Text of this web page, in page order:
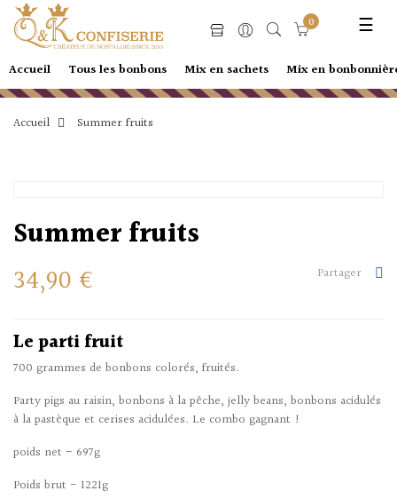
☰
0
Accueil Tous les bonbons Mix en sachets Mix en
Accueil Summer fruits
Summer fruits
34,90 €
Partager
Le parti fruit
700 grammes de bonbons colorés, fruités.
Party pigs au raisin, bonbons à la pêche, jelly beans, bonbons acidulés
à la pastèque et cerises acidulées. Le combo gagnant !
poids net - 697g
Poids brut - 1221g